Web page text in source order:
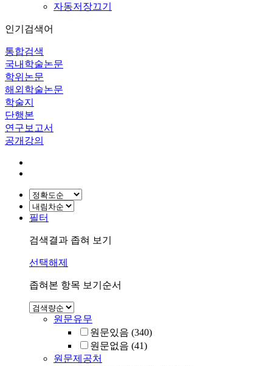
자동저장끄기
인기검색어
통합검색
국내학술논문
학위논문
해외학술논문
학술지
단행본
연구보고서
공개강의
필터
검색결과 좁혀 보기
선택해제
좁혀본 항목 보기순서
원문유무
원문있음 (340)
원문없음 (41)
원문제공처